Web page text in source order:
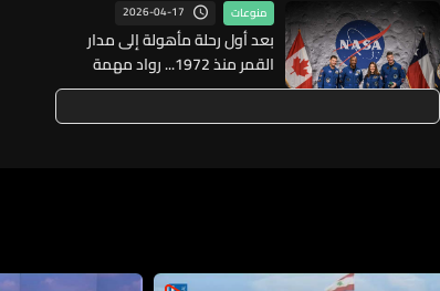
منوعات 2026-04-17
بعد أول رحلة مأهولة إلى مدار
القمر منذ 1972... رواد مهمة
أرتيميس 2 تحت الصدمة الإيجابية